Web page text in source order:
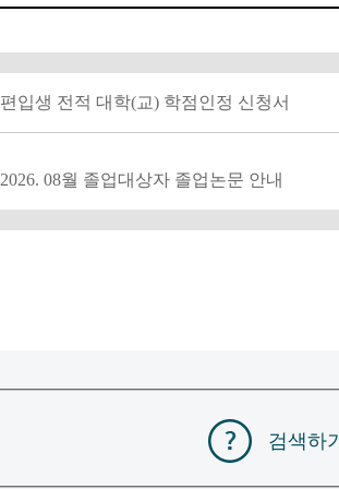
편입생 전적 대학(교) 학점인정 신청서
2026. 08월 졸업대상자 졸업논문 안내
검색하